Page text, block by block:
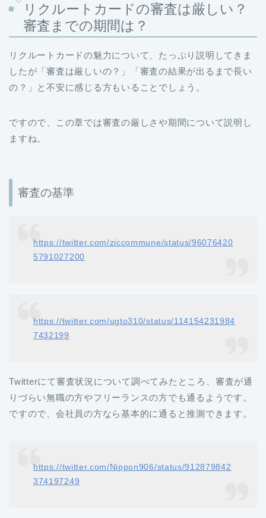
リクルートカードの審査は厳しい？
審査までの期間は？
リクルートカードの魅力について、たっぷり説明してきま
したが「審査は厳しいの？」「審査の結果が出るまで長い
の？」と不安に感じる方もいることでしょう。
ですので、この章では審査の厳しさや期間について説明し
ますね。
審査の基準
https://twitter.com/ziccommune/status/96076420
5791027200
https://twitter.com/ugto310/status/114154231984
7432199
Twitterにて審査状況について調べてみたところ、審査が通
りづらい無職の方やフリーランスの方でも通るようです。
ですので、会社員の方なら基本的に通ると推測できます。
https://twitter.com/Nippon906/status/912879842
374197249